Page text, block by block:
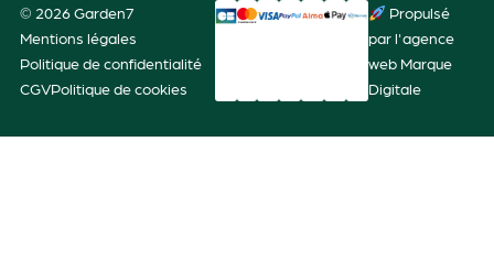
© 2026 Garden7
Mentions légales
Politique de confidentialité
CGVPolitique de cookies
Propulsé
par l'agence
web Marque
Digitale